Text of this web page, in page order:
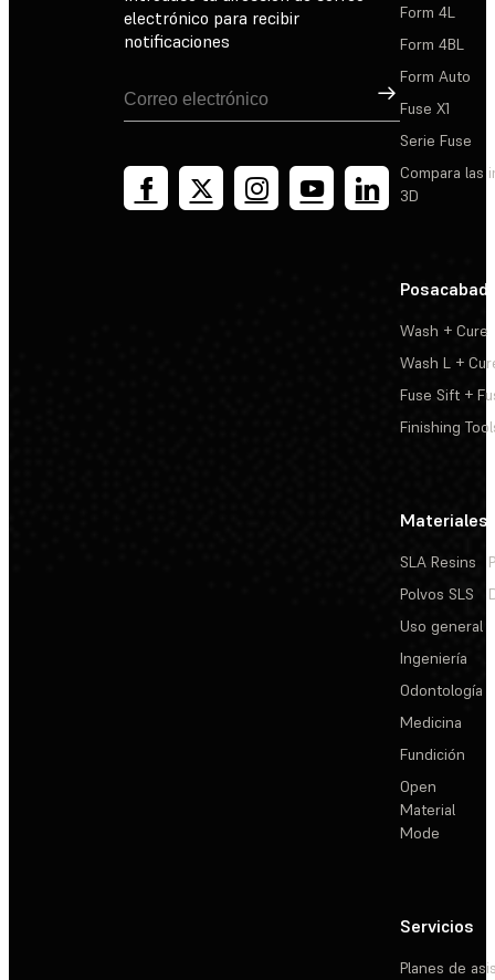
electrónico para recibir
notificaciones
Suscribirse
Form 4L
Form 4BL
Form Auto
Fuse X1
Serie Fuse
Compara las
3D
Wash + Cure
Wash L +
Fuse Sift +
Finishing
Materiales
SLA Resins
Polvos SLS
Uso general
Ingeniería
Odontología
Medicina
Fundición
Open
Material
Mode
Servicios
Planes de